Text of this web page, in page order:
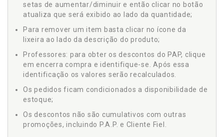
setas de aumentar/diminuir e então clicar no botão
atualiza que será exibido ao lado da quantidade;
Para remover um item basta clicar no ícone da
lixeira ao lado da descrição do produto;
Professores: para obter os descontos do PAP, clique
em encerra compra e identifique-se. Após essa
identificação os valores serão recalculados.
Os pedidos ficam condicionados a disponibilidade de
estoque;
Os descontos não são cumulativos com outras
promoções, incluindo P.A.P. e Cliente Fiel.